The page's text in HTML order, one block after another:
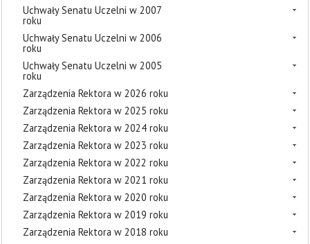
Uchwały Senatu Uczelni w 2007
roku
Uchwały Senatu Uczelni w 2006
roku
Uchwały Senatu Uczelni w 2005
roku
Zarządzenia Rektora w 2026 roku
Zarządzenia Rektora w 2025 roku
Zarządzenia Rektora w 2024 roku
Zarządzenia Rektora w 2023 roku
Zarządzenia Rektora w 2022 roku
Zarządzenia Rektora w 2021 roku
Zarządzenia Rektora w 2020 roku
Zarządzenia Rektora w 2019 roku
Zarządzenia Rektora w 2018 roku